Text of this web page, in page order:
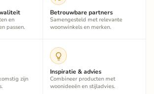
en
passen.
Betrouwbare partners
Samengesteld met relevante
woonwinkels en merken.
zijn
Inspiratie & advies
Combineer producten met
woonideeën en stijladvies.